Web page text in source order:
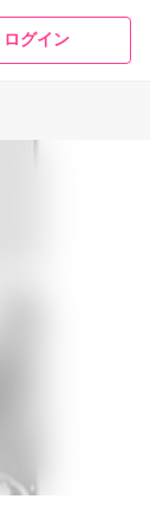
ログイン